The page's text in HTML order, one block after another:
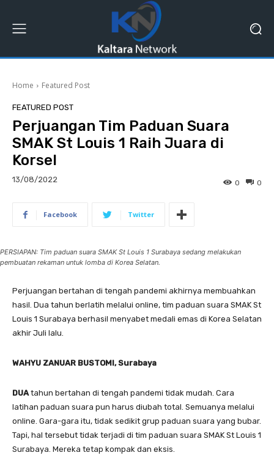
Home Featured Post
FEATURED POST
Perjuangan Tim Paduan Suara
SMAK St Louis 1 Raih Juara di
Korsel
13/08/2022 0
0
Facebook Twitter
PERSIAPAN: Tim paduan suara SMAK St Louis 1 Surabaya sedang melakukan
pembuatan rekaman untuk lomba di Korea Selatan.
Perjuangan bertahan di tengah pandemi akhirnya membuahkan
hasil. Dua tahun berlatih melalui online, tim paduan suara SMAK St
Louis 1 Surabaya berhasil menyabet medali emas di Korea Selatan
akhir Juli lalu.
WAHYU ZANUAR BUSTOMI, Surabaya
DUAtahun bertahan di tengah pandemi tidak mudah. Cara
latihan paduan suara pun harus diubah total. Semuanya melalui
online. Gara-gara itu, tidak sedikit grup paduan suara yang bubar.
Tapi, hal tersebut tidak terjadi di tim paduan suara SMAK St Louis 1
Surabaya. Mereka tetap kompak dan eksis.